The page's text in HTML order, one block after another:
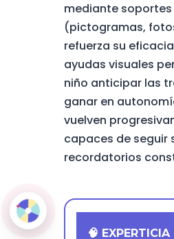
mediante soportes
(pictogramas,
refuerza su
ayudas visuales
niño anticipar las
ganar en
vuelven
capaces de seguir
recordatorios
🧠 EXPERTICIA